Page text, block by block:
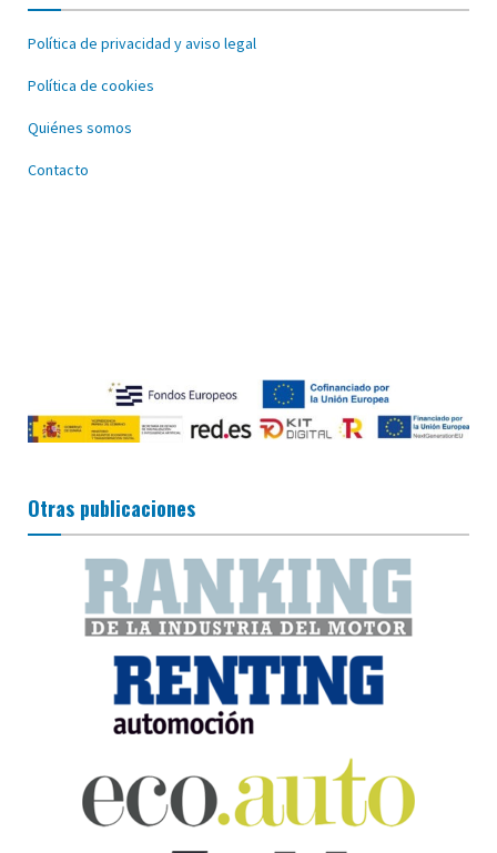
Política de privacidad y aviso legal
Política de cookies
Quiénes somos
Contacto
Otras publicaciones